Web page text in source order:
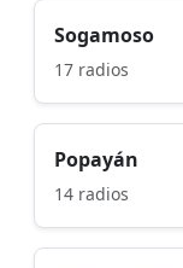
Sogamoso
17 radios
Popayán
14 radios